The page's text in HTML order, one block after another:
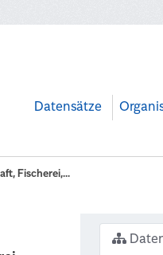
Datensätze
Fischerei,...